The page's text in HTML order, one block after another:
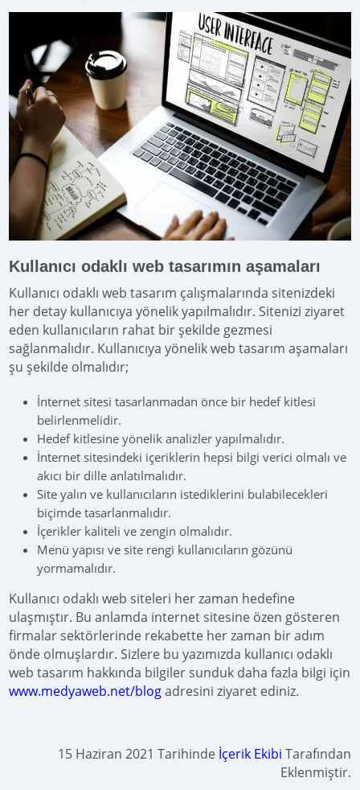
Kullanıcı odaklı web tasarımın aşamaları
Kullanıcı odaklı web tasarım çalışmalarında sitenizdeki
her detay kullanıcıya yönelik yapılmalıdır. Sitenizi ziyaret
eden kullanıcıların rahat bir şekilde gezmesi
sağlanmalıdır. Kullanıcıya yönelik web tasarım aşamaları
şu şekilde olmalıdır;
İnternet sitesi tasarlanmadan önce bir hedef kitlesi
belirlenmelidir.
Hedef kitlesine yönelik analizler yapılmalıdır.
İnternet sitesindeki içeriklerin hepsi bilgi verici olmalı ve
akıcı bir dille anlatılmalıdır.
Site yalın ve kullanıcıların istediklerini bulabilecekleri
biçimde tasarlanmalıdır.
İçerikler kaliteli ve zengin olmalıdır.
Menü yapısı ve site rengi kullanıcıların gözünü
yormamalıdır.
Kullanıcı odaklı web siteleri her zaman hedefine
ulaşmıştır. Bu anlamda internet sitesine özen gösteren
firmalar sektörlerinde rekabette her zaman bir adım
önde olmuşlardır. Sizlere bu yazımızda kullanıcı odaklı
web tasarım hakkında bilgiler sunduk daha fazla bilgi için
www.medyaweb.net/blogadresini ziyaret ediniz.
15 Haziran 2021 Tarihinde İçerik Ekibi Tarafından
Eklenmiştir.